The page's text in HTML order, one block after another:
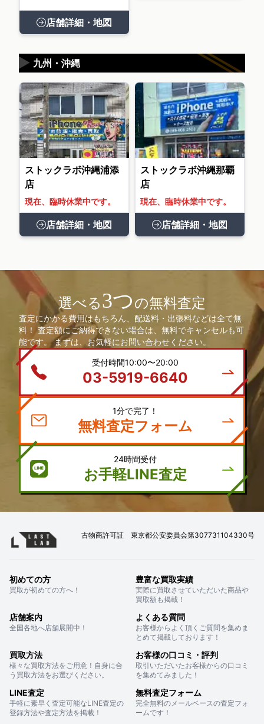
店舗詳細・地図
九州・沖縄
▶
ストックラボ沖縄浦添
店
現在、臨時休業中です。
店舗詳細・地図
ストックラボ沖縄那覇
店
現在、臨時休業中です。
店舗詳細・地図
選べる3つの無料査定
査定にかかる費用はもちろん、配送料・出張料などは全て無
料！ 査定額にご納得できない場合は、無料でキャンセルも可
能です。 まずは、お気軽にお問い合わせください。
受付時間10:00〜20:00
03-5919-6640
1分で完了！
無料査定フォーム
24時間受付
お手軽LINE査定
古物商許可証 東京都公安委員会第307731104330号
初めての方
買取が初めての方へ！
豊富な買取実績
実際に買取させていただいた商品や
買取額も掲載！
店舗案内
全国各地へ店舗展開中！
よくある質問
お客様からよく頂くご質問を集めま
とめて掲載しております！
買取方法
様々な買取方法をご用意！自身に合
う買取方法をお選びください。
お客様の口コミ・評判
取引いただいたお客様からの口コミ
を集めてみました！
LINE査定
手軽に素早く査定可能なLINE査定の
登録方法や査定方法を掲載！
無料査定フォーム
完全無料のメールベースの査定フォ
ームです！